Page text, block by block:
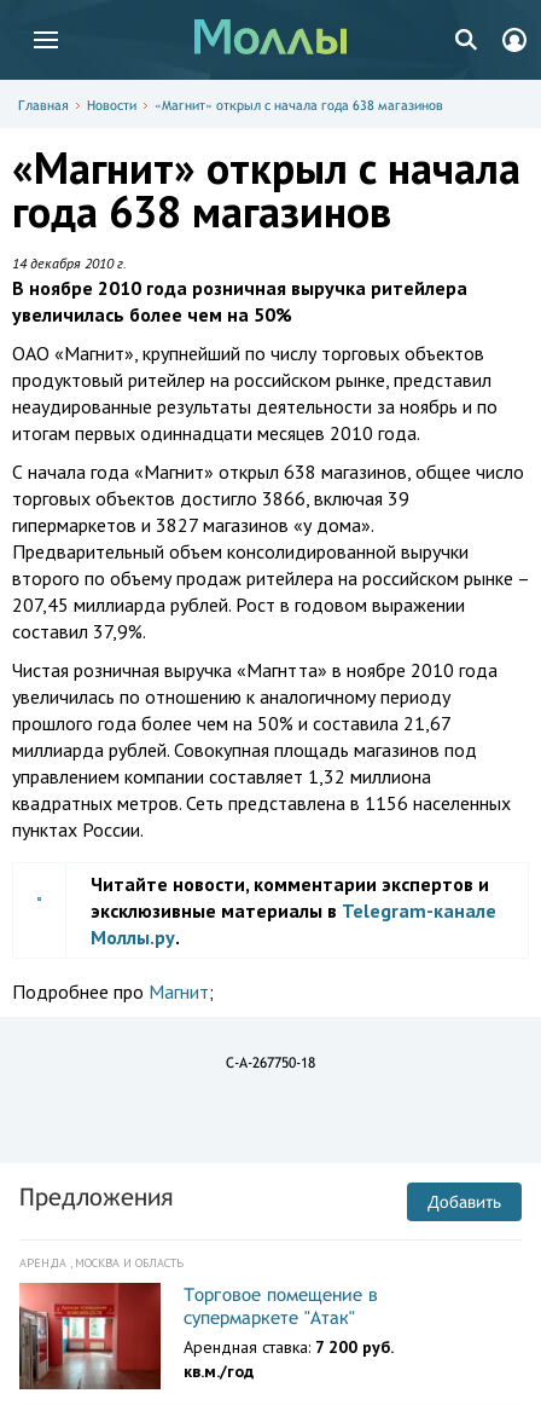
Главная Новости «Магнит» открыл с начала года 638 магазинов
«Магнит» открыл с начала
года 638 магазинов
14 декабря 2010 г.
В ноябре 2010 года розничная выручка ритейлера
увеличилась более чем на 50%
ОАО «Магнит», крупнейший по числу торговых объектов
продуктовый ритейлер на российском рынке, представил
неаудированные результаты деятельности за ноябрь и по
итогам первых одиннадцати месяцев 2010 года.
С начала года «Магнит» открыл 638 магазинов, общее число
торговых объектов достигло 3866, включая 39
гипермаркетов и 3827 магазинов «у дома».
Предварительный объем консолидированной выручки
второго по объему продаж ритейлера на российском рынке –
207,45 миллиарда рублей. Рост в годовом выражении
составил 37,9%.
Чистая розничная выручка «Магнтта» в ноябре 2010 года
увеличилась по отношению к аналогичному периоду
прошлого года более чем на 50% и составила 21,67
миллиарда рублей. Совокупная площадь магазинов под
управлением компании составляет 1,32 миллиона
квадратных метров. Сеть представлена в 1156 населенных
пунктах России.
Читайте новости, комментарии экспертов и
эксклюзивные материалы в Telegram-канале
Моллы.ру.
Подробнее про Магнит;
C-A-267750-18
Предложения Добавить
АРЕНДА , МОСКВА И ОБЛАСТЬ
Торговое помещение в
супермаркете "Атак"
Арендная ставка: 7 200 руб.
кв.м./год